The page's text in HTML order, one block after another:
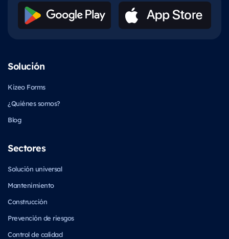
Solución
Kizeo Forms
¿Quiénes somos?
Blog
Sectores
Solución universal
Mantenimiento
Construcción
Prevención de riesgos
Control de calidad